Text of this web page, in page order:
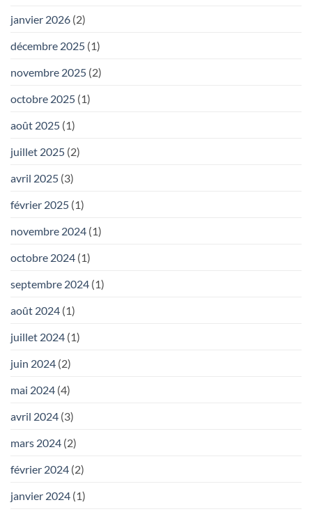
janvier 2026 (2)
décembre 2025 (1)
novembre 2025 (2)
octobre 2025 (1)
août 2025 (1)
juillet 2025 (2)
avril 2025 (3)
février 2025 (1)
novembre 2024 (1)
octobre 2024 (1)
septembre 2024 (1)
août 2024 (1)
juillet 2024 (1)
juin 2024 (2)
mai 2024 (4)
avril 2024 (3)
mars 2024 (2)
février 2024 (2)
janvier 2024 (1)